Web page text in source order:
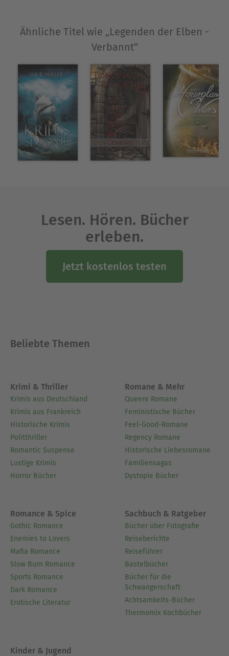
Über Daniel Isberner
Daniel Isberner schreibt Science Fiction, Fantasy
und eben Kinderbücher. Als Kindertagesvater aus
Göttingen hat er Erfahrungen mit Kindern und
kann in seinen Geschichten auf ihre Bedürfnisse
und Vorlieben eingehen.
Ausblenden
Ähnliche Titel wie „Legenden der Elben -
Verbannt“
Lesen. Hören. Bücher
erleben.
Jetzt kostenlos testen
Beliebte Themen
Krimi & Thriller
Krimis aus Deutschland
Krimis aus Frankreich
Historische Krimis
Politthriller
Romantic Suspense
Lustige Krimis
Horror Bücher
Romane & Mehr
Queere Romane
Feministische Bücher
Feel-Good-Romane
Regency Romane
Historische Liebesromane
Familiensagas
Dystopie Bücher
Romance & Spice
Gothic Romance
Enemies to Lovers
Mafia Romance
Slow Burn Romance
Sports Romance
Dark Romance
Erotische Literatur
Sachbuch & Ratgeber
Bücher über Fotografie
Reiseberichte
Reiseführer
Bastelbücher
Bücher für die
Schwangerschaft
Achtsamkeits-Bücher
Thermomix Kochbücher
Kinder & Jugend